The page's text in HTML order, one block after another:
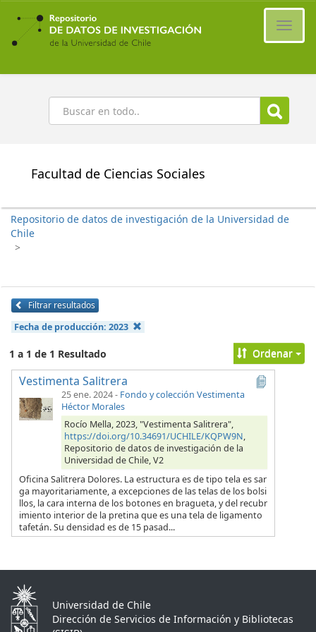
Ir
contenido
principal
Buscar
Facultad de Ciencias Sociales
Repositorio de datos de investigación de la Universidad de
Chile
>
Filtrar resultados
Fecha de producción: 2023
1 a 1 de 1 Resultado Ordenar
Vestimenta Salitrera
25 ene. 2024- Fondo y colección Vestimenta
Héctor Morales
Rocío Mella, 2023, "Vestimenta Salitrera",
https://doi.org/10.34691/UCHILE/KQPW9N,
Repositorio de datos de investigación de la
Universidad de Chile, V2
Oficina Salitrera Dolores. La estructura es de tipo tela es sar
ga mayoritariamente, a excepciones de las telas de los bolsi
llos, la cara interna de los botones en bragueta, y del recubr
imiento interior de la pretina que es una tela de ligamento
tafetán. Su densidad es de 15 pasad...
Universidad de Chile
Dirección de Servicios de Información y Bibliotecas